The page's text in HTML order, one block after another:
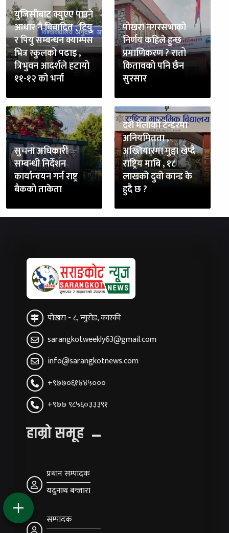
युजिसीबाट क्युएए पाउने
आधार नै बिबादित , टियु
र पियु सम्बन्धन क्याम्पस
भित्र स्कुलको पढाइ ,
त्रिभुवन आदर्शले हटायो
११-१२ को भर्ना
पोखरा नगरसभाको
निर्णय कहिले हुन्छ
प्रमाणिकरण ? रातो
कितावको पनि छैन
सुरसार
सुचना अधिकारी
सम्बन्धी निर्देशन
कार्यान्वयन गर्न राष्ट्र
बैकको ताकेता
दशै मेलाको टेन्डरमा
अनियमितता ,
अख्तियारमा मुद्दा खेप्दै
राष्ट्रिय माबि , १८
लाखको दुवो कान्ड के
हुदै छ ?
पोखरा - ८, न्युरोड, कास्की
sarangkotweekly63@gmail.com
info@sarangkotnews.com
+९७७०६१४४५०००
+९७७ ९८५६०३३३९१
हाम्रो समूह
प्रधान सम्पादक
यदुनाथ बन्जारा
सम्पादक